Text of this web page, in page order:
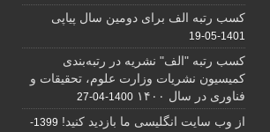
کسب رتبه الف برای دومین سال پیاپی
1401-05-19
کسب رتبه "الف" نشریه در رتبه‌بندی
کمیسیون نشریات وزارت علوم، تحقیقات و
فناوری در سال ۱۴۰۰
1400-04-27
از وب سایت انگلیسی ما بازدید کنید! 1399-